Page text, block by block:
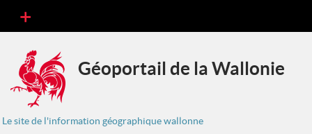
Géoportail de la Wallonie
Le site de l'information géographique wallonne